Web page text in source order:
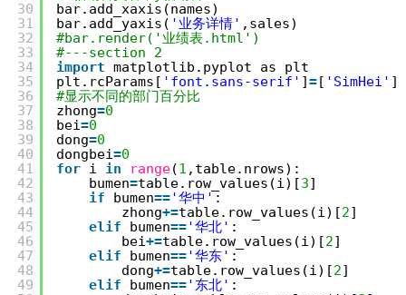
30
31
32
33
34
35
36
37
38
39
40
41
42
43
44
45
46
47
48
49
bar.add_xaxis(names)
bar.add_yaxis( '业务详情' ,sales)
#bar.render('业绩表.html')
#---section 2
import matplotlib.pyplot as plt
plt.rcParams[ 'font.sans-serif' ]=[ 'SimHei' ]
#显示不同的部门百分比
zhong=0
bei=0
dong=0
dongbei=0
for i in range(1 ,table.nrows):
bumen=table.row_values(i)[3]
if
bumen=='华中' :
zhong+=table.row_values(i)[2]
elif
bumen=='华北' :
bei+=table.row_values(i)[2]
elif
bumen=='华东' :
dong+=table.row_values(i)[2
elif
bumen=='东北' :